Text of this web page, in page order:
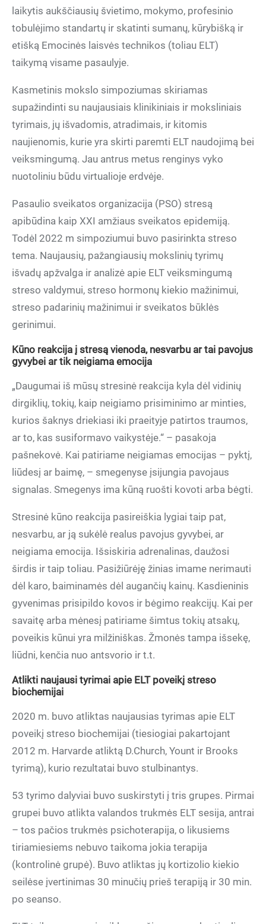
laikytis aukščiausių švietimo, mokymo, profesinio
tobulėjimo standartų ir skatinti sumanų, kūrybišką ir
etišką Emocinės laisvės technikos (toliau ELT)
taikymą visame pasaulyje.
Kasmetinis mokslo simpoziumas skiriamas
supažindinti su naujausiais klinikiniais ir moksliniais
tyrimais, jų išvadomis, atradimais, ir kitomis
naujienomis, kurie yra skirti paremti ELT naudojimą bei
veiksmingumą. Jau antrus metus renginys vyko
nuotoliniu būdu virtualioje erdvėje.
Pasaulio sveikatos organizacija (PSO) stresą
apibūdina kaip XXI amžiaus sveikatos epidemiją.
Todėl 2022 m simpoziumui buvo pasirinkta streso
tema. Naujausių, pažangiausių mokslinių tyrimų
išvadų apžvalga ir analizė apie ELT veiksmingumą
streso valdymui, streso hormonų kiekio mažinimui,
streso padarinių mažinimui ir sveikatos būklės
gerinimui.
Kūno reakcija į stresą vienoda, nesvarbu ar tai pavojus
gyvybei ar tik neigiama emocija
„Daugumai iš mūsų stresinė reakcija kyla dėl vidinių
dirgiklių, tokių, kaip neigiamo prisiminimo ar minties,
kurios šaknys driekiasi iki praeityje patirtos traumos,
ar to, kas susiformavo vaikystėje.“ – pasakoja
pašnekovė. Kai patiriame neigiamas emocijas – pyktį,
liūdesį ar baimę, – smegenyse įsijungia pavojaus
signalas. Smegenys ima kūną ruošti kovoti arba bėgti.
Stresinė kūno reakcija pasireiškia lygiai taip pat,
nesvarbu, ar ją sukėlė realus pavojus gyvybei, ar
neigiama emocija. Išsiskiria adrenalinas, daužosi
širdis ir taip toliau. Pasižiūrėję žinias imame nerimauti
dėl karo, baiminamės dėl augančių kainų. Kasdieninis
gyvenimas prisipildo kovos ir bėgimo reakcijų. Kai per
savaitę arba mėnesį patiriame šimtus tokių atsakų,
poveikis kūnui yra milžiniškas. Žmonės tampa išsekę,
liūdni, kenčia nuo antsvorio ir t.t.
Atlikti naujausi tyrimai apie ELT poveikį streso
biochemijai
2020 m. buvo atliktas naujausias tyrimas apie ELT
poveikį streso biochemijai (tiesiogiai pakartojant
2012 m. Harvarde atliktą D.Church, Yount ir Brooks
tyrimą), kurio rezultatai buvo stulbinantys.
53 tyrimo dalyviai buvo suskirstyti į tris grupes. Pirmai
grupei buvo atlikta valandos trukmės ELT sesija, antrai
– tos pačios trukmės psichoterapija, o likusiems
tiriamiesiems nebuvo taikoma jokia terapija
(kontrolinė grupė). Buvo atliktas jų kortizolio kiekio
seilėse įvertinimas 30 minučių prieš terapiją ir 30 min.
po seanso.